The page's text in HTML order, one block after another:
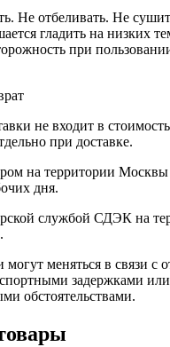
Не отбеливать. Не
гладить на низких
при
не входит в стоимость
при доставке.
на территории
дня.
службой СДЭК на
меняться в связи с
задержками
обстоятельствами.